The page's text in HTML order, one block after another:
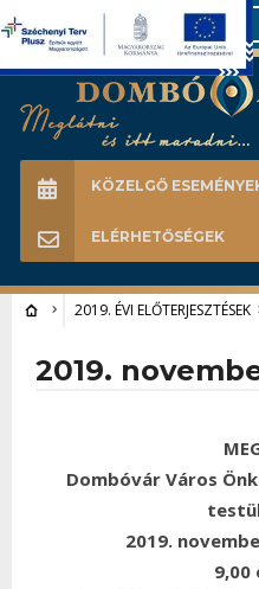
Search
KÖZELGŐ
ELÉRHETŐSÉGEK
2019. ÉVI ELŐTERJESZTÉSEK
2019.
Dombóvár Város
2019.
9,00